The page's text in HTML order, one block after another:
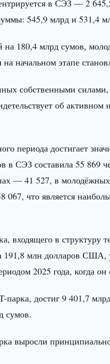
в СЭЗ — 2
545,9 млрд и 531,4
180,4 млрд сумов,
начальном этапе
собственными
об активном
периода достигает
в СЭЗ составила 55 869
— 41 527, в
067, что является
входящего в структуру
191,8 млн долларов США,
2025 года, когда он
достиг 9 401,7
сумов.
выросли